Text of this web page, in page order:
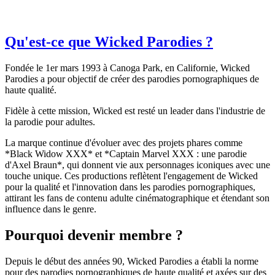
Qu'est-ce que Wicked Parodies ?
Fondée le 1er mars 1993 à Canoga Park, en Californie, Wicked
Parodies a pour objectif de créer des parodies pornographiques de
haute qualité.
Fidèle à cette mission, Wicked est resté un leader dans l'industrie de
la parodie pour adultes.
La marque continue d'évoluer avec des projets phares comme
*Black Widow XXX* et *Captain Marvel XXX : une parodie
d'Axel Braun*, qui donnent vie aux personnages iconiques avec une
touche unique. Ces productions reflètent l'engagement de Wicked
pour la qualité et l'innovation dans les parodies pornographiques,
attirant les fans de contenu adulte cinématographique et étendant son
influence dans le genre.
Pourquoi devenir membre ?
Depuis le début des années 90, Wicked Parodies a établi la norme
pour des parodies pornographiques de haute qualité et axées sur des